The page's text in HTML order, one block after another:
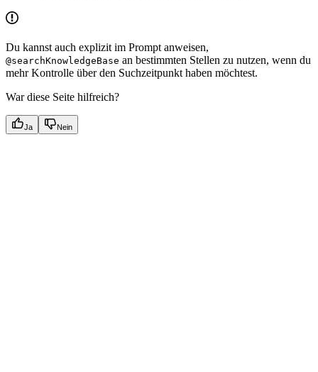
Du kannst auch explizit im Prompt anweisen,
@searchKnowledgeBase an bestimmten Stellen zu nutzen, wenn du
mehr Kontrolle über den Suchzeitpunkt haben möchtest.
War diese Seite hilfreich?
Ja Nein